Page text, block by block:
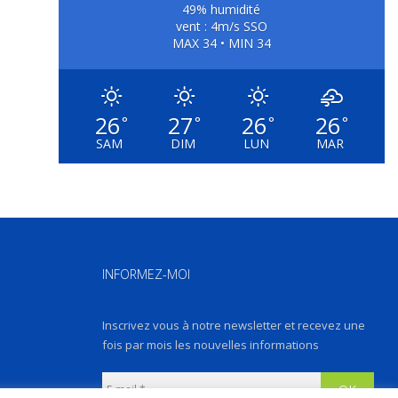
49% humidité
vent : 4m/s SSO
MAX 34 • MIN 34
26°
SAM
27°
DIM
26°
LUN
26°
MAR
INFORMEZ-MOI
Inscrivez vous à notre newsletter et recevez une
fois par mois les nouvelles informations